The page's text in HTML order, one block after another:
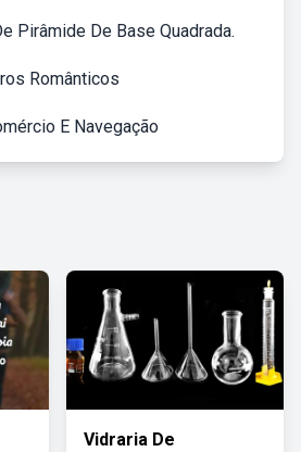
Pirâmide De Base Quadrada.
Românticos
E Navegação
Vidraria De